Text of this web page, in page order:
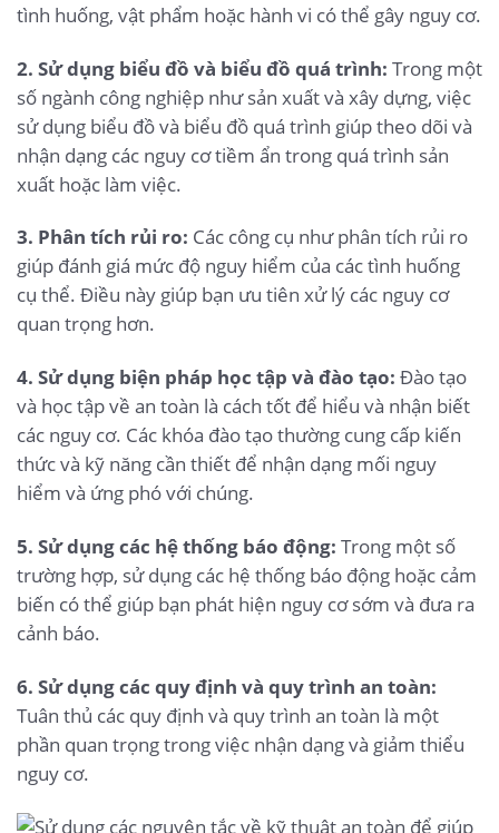
tình huống, vật phẩm hoặc hành vi có thể gây nguy cơ.
2. Sử dụng biểu đồ và biểu đồ quá trình: Trong một
số ngành công nghiệp như sản xuất và xây dựng, việc
sử dụng biểu đồ và biểu đồ quá trình giúp theo dõi và
nhận dạng các nguy cơ tiềm ẩn trong quá trình sản
xuất hoặc làm việc.
3. Phân tích rủi ro: Các công cụ như phân tích rủi ro
giúp đánh giá mức độ nguy hiểm của các tình huống
cụ thể. Điều này giúp bạn ưu tiên xử lý các nguy cơ
quan trọng hơn.
4. Sử dụng biện pháp học tập và đào tạo: Đào tạo
và học tập về an toàn là cách tốt để hiểu và nhận biết
các nguy cơ. Các khóa đào tạo thường cung cấp kiến
thức và kỹ năng cần thiết để nhận dạng mối nguy
hiểm và ứng phó với chúng.
5. Sử dụng các hệ thống báo động: Trong một số
trường hợp, sử dụng các hệ thống báo động hoặc cảm
biến có thể giúp bạn phát hiện nguy cơ sớm và đưa ra
cảnh báo.
6. Sử dụng các quy định và quy trình an toàn:
Tuân thủ các quy định và quy trình an toàn là một
phần quan trọng trong việc nhận dạng và giảm thiểu
nguy cơ.